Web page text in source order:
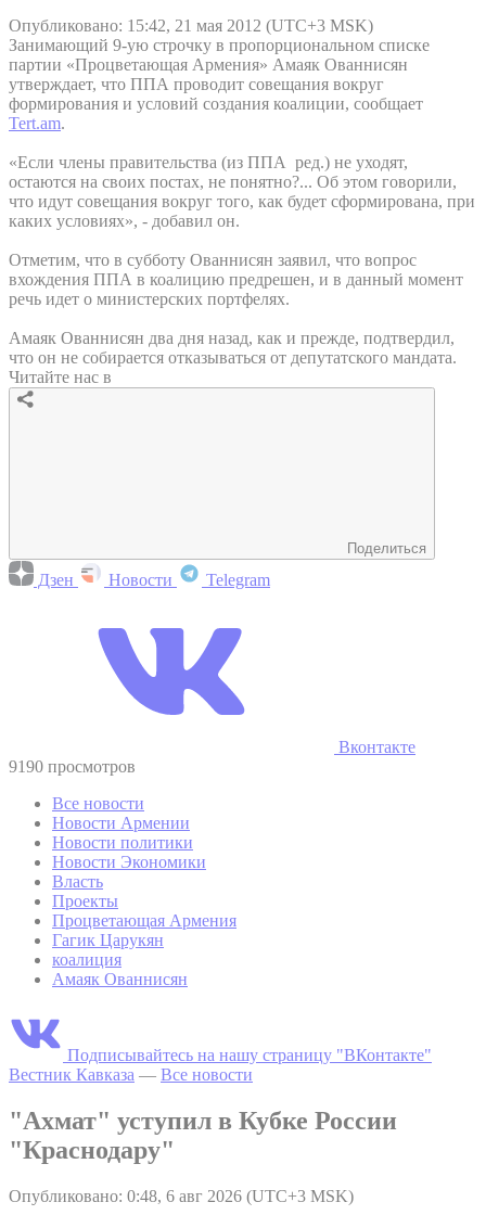
Опубликовано: 15:42, 21 мая 2012 (UTC+3 MSK)
Занимающий 9-ую строчку в пропорциональном списке
партии «Процветающая Армения» Амаяк Ованнисян
утверждает, что ППА проводит совещания вокруг
формирования и условий создания коалиции, сообщает
Tert.am.
«Если члены правительства (из ППА ред.) не уходят,
остаются на своих постах, не понятно?... Об этом говорили,
что идут совещания вокруг того, как будет сформирована, при
каких условиях», - добавил он.
Отметим, что в субботу Ованнисян заявил, что вопрос
вхождения ППА в коалицию предрешен, и в данный момент
речь идет о министерских портфелях.
Амаяк Ованнисян два дня назад, как и прежде, подтвердил,
что он не собирается отказываться от депутатского мандата.
Читайте нас в
Поделиться
Дзен Новости Telegram
Вконтакте
9190 просмотров
Все новости
Новости Армении
Новости политики
Новости Экономики
Власть
Проекты
Процветающая Армения
Гагик Царукян
коалиция
Амаяк Ованнисян
Подписывайтесь на нашу страницу "ВКонтакте"
Вестник Кавказа — Все новости
"Ахмат" уступил в Кубке России
"Краснодару"
Опубликовано: 0:48, 6 авг 2026 (UTC+3 MSK)